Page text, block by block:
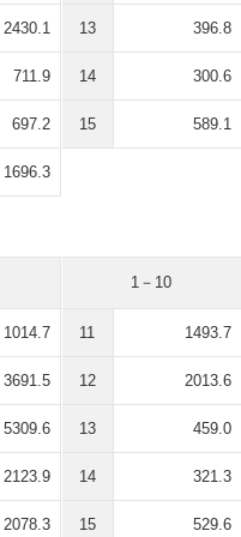
2430.1
711.9
697.2
1696.3
13 396.8
14 300.6
15 589.1
1014.7
3691.5
5309.6
2123.9
2078.3
1－10
11 1493.7
12 2013.6
13 459.0
14 321.3
15 529.6